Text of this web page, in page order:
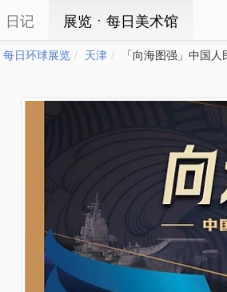
日记 展览ㆍ每日美术馆
每日环球展览 天津 「向海图强」中国